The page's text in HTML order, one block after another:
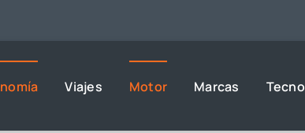
Viajes Motor Marcas Tecno